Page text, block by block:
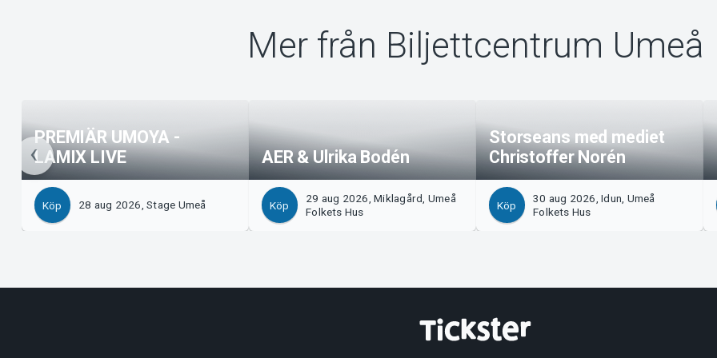
Mer från Biljettcentrum Umeå
PREMIÄR UMOYA -
LAMIX LIVE
Köp 28 aug 2026, Stage Umeå
AER & Ulrika Bodén
Köp
29 aug 2026, Miklagård, Umeå
Folkets Hus
Storseans med mediet
Christoffer Norén
Köp
30 aug 2026, Idun, Umeå
Folkets Hus